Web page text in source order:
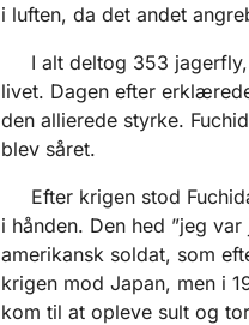
i luften, da det andet
I alt deltog 353 jagerfly,
livet. Dagen efter
den allierede styrke.
blev såret.
Efter krigen stod
i hånden. Den hed ”jeg
amerikansk soldat, som
krigen mod Japan, men i
kom til at opleve sult og